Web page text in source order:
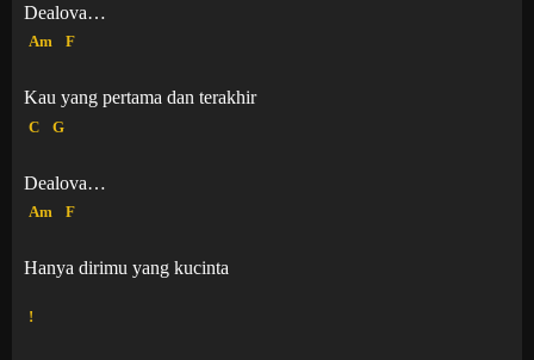
Dealova…
Am F
Kau yang pertama dan terakhir
C G
Dealova…
Am F
Hanya dirimu yang kucinta
!